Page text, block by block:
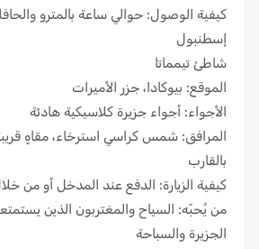
كيفية الوصول: حوالي ساعة بالمترو
إسطنبول
شاطئ تيمماتا
الموقع: بيوكادا، جزر الأميرات
الأجواء: أجواء جزيرة كلاسيكية هادئة
المرافق: شمس كراسي استرخاء، مقاهٍ
بالقارب
كيفية الزيارة: الدفع عند المدخل أو من
من يُحبّه: السياح والمغتربون الذين
الجزيرة والسباحة